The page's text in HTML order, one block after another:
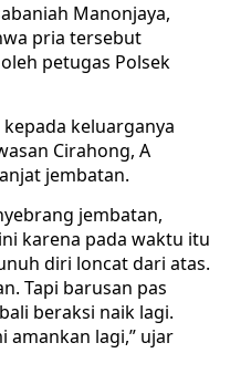
Manonjaya,
pria tersebut
petugas Polsek
keluarganya
Cirahong, A
jembatan.
jembatan,
karena pada waktu itu
diri loncat dari atas.
Tapi barusan pas
beraksi naik lagi.
amankan lagi,” ujar